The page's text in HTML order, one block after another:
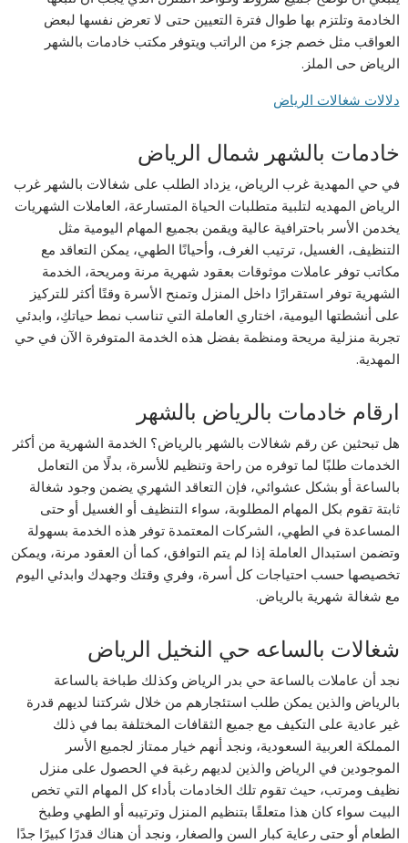
الخادمة وتلتزم بها طوال فترة التعيين حتى لا تعرض نفسها لبعض
العواقب مثل خصم جزء من الراتب ويتوفر مكتب خادمات بالشهر
الرياض حى الملز.
دلالات شغالات الرياض
خادمات بالشهر شمال الرياض
في حي المهدية غرب الرياض، يزداد الطلب على شغالات بالشهر غرب
الرياض المهديه لتلبية متطلبات الحياة المتسارعة، العاملات الشهريات
يخدمن الأسر باحترافية عالية ويقمن بجميع المهام اليومية مثل
التنظيف، الغسيل، ترتيب الغرف، وأحيانًا الطهي، يمكن التعاقد مع
مكاتب توفر عاملات موثوقات بعقود شهرية مرنة ومريحة، الخدمة
الشهرية توفر استقرارًا داخل المنزل وتمنح الأسرة وقتًا أكثر للتركيز
على أنشطتها اليومية، اختاري العاملة التي تناسب نمط حياتكِ، وابدئي
تجربة منزلية مريحة ومنظمة بفضل هذه الخدمة المتوفرة الآن في حي
المهدية.
ارقام خادمات بالرياض بالشهر
هل تبحثين عن رقم شغالات بالشهر بالرياض؟ الخدمة الشهرية من أكثر
الخدمات طلبًا لما توفره من راحة وتنظيم للأسرة، بدلًا من التعامل
بالساعة أو بشكل عشوائي، فإن التعاقد الشهري يضمن وجود شغالة
ثابتة تقوم بكل المهام المطلوبة، سواء التنظيف أو الغسيل أو حتى
المساعدة في الطهي، الشركات المعتمدة توفر هذه الخدمة بسهولة
وتضمن استبدال العاملة إذا لم يتم التوافق، كما أن العقود مرنة، ويمكن
تخصيصها حسب احتياجات كل أسرة، وفري وقتك وجهدك وابدئي اليوم
مع شغالة شهرية بالرياض.
شغالات بالساعه حي النخيل الرياض
نجد أن عاملات بالساعة حي بدر الرياض وكذلك طباخة بالساعة
بالرياض والذين يمكن طلب استئجارهم من خلال شركتنا لديهم قدرة
غير عادية على التكيف مع جميع الثقافات المختلفة بما في ذلك
المملكة العربية السعودية، ونجد أنهم خيار ممتاز لجميع الأسر
الموجودين في الرياض والذين لديهم رغبة في الحصول على منزل
نظيف ومرتب، حيث تقوم تلك الخادمات بأداء كل المهام التي تخص
البيت سواء كان هذا متعلقًا بتنظيم المنزل وترتيبه أو الطهي وطبخ
الطعام أو حتى رعاية كبار السن والصغار، ونجد أن هناك قدرًا كبيرًا جدًا